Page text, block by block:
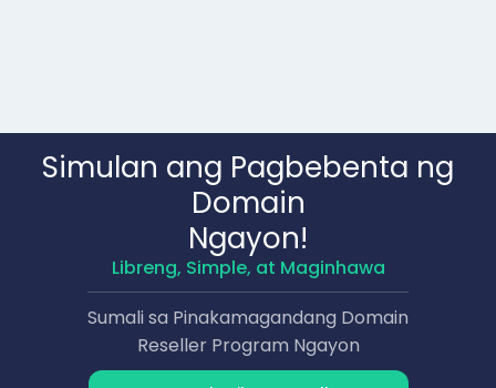
Simulan ang Pagbebenta ng
Domain
Ngayon!
Libreng, Simple, at Maginhawa
Sumali sa Pinakamagandang Domain
Reseller Program Ngayon